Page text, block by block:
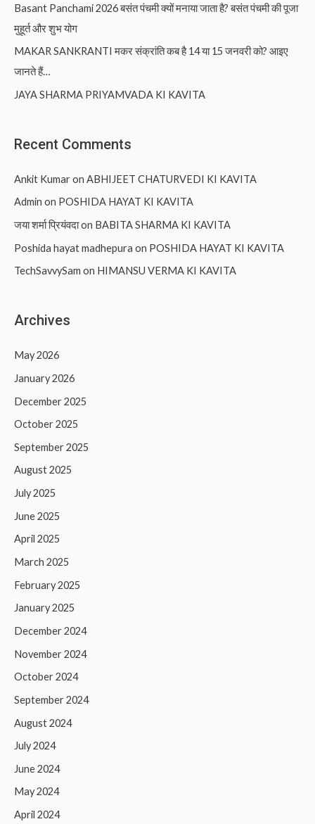
Basant Panchami 2026 बसंत पंचमी क्यों मनाया जाता है? बसंत पंचमी की पूजा
मुहूर्त और शुभ योग
MAKAR SANKRANTI मकर संक्रांति कब है 14 या 15 जनवरी को? आइए
जानते हैं…
JAYA SHARMA PRIYAMVADA KI KAVITA
Recent Comments
Ankit Kumaron ABHIJEET CHATURVEDI KI KAVITA
Admin on POSHIDA HAYAT KI KAVITA
जया शर्मा प्रियंवदाon BABITA SHARMA KI KAVITA
Poshida hayat madhepura on POSHIDA HAYAT KI KAVITA
TechSavvySam on HIMANSU VERMA KI KAVITA
Archives
May 2026
January 2026
December 2025
October 2025
September 2025
August 2025
July 2025
June 2025
April 2025
March 2025
February 2025
January 2025
December 2024
November 2024
October 2024
September 2024
August 2024
July 2024
June 2024
May 2024
April 2024